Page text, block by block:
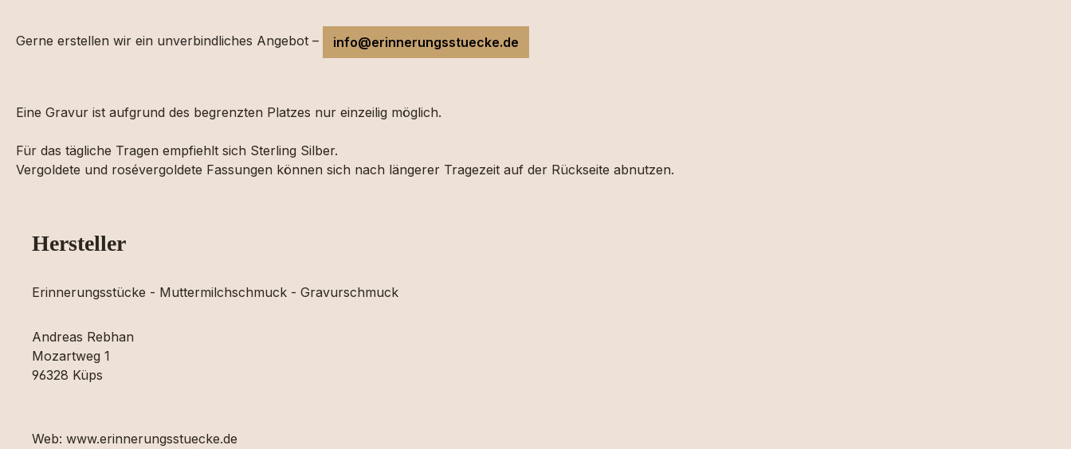
Gerne erstellen wir ein unverbindliches Angebot – info@erinnerungsstuecke.de
Eine Gravur ist aufgrund des begrenzten Platzes nur einzeilig möglich.
Für das tägliche Tragen empfiehlt sich Sterling Silber.
Vergoldete und rosévergoldete Fassungen können sich nach längerer Tragezeit auf der Rückseite abnutzen.
Hersteller
Erinnerungsstücke - Muttermilchschmuck - Gravurschmuck
Andreas Rebhan
Mozartweg 1
96328 Küps
Web: www.erinnerungsstuecke.de